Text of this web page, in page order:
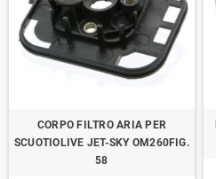
CORPO FILTRO ARIA PER
SCUOTIOLIVE JET-SKY OM260FIG.
58